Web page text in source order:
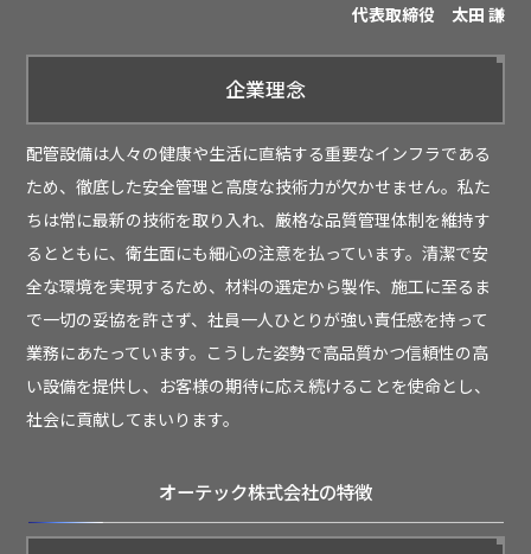
代表取締役 太田 謙
企業理念
配管設備は人々の健康や生活に直結する重要なインフラである
ため、徹底した安全管理と高度な技術力が欠かせません。私た
ちは常に最新の技術を取り入れ、厳格な品質管理体制を維持す
るとともに、衛生面にも細心の注意を払っています。清潔で安
全な環境を実現するため、材料の選定から製作、施工に至るま
で一切の妥協を許さず、社員一人ひとりが強い責任感を持って
業務にあたっています。こうした姿勢で高品質かつ信頼性の高
い設備を提供し、お客様の期待に応え続けることを使命とし、
社会に貢献してまいります。
オーテック株式会社の特徴